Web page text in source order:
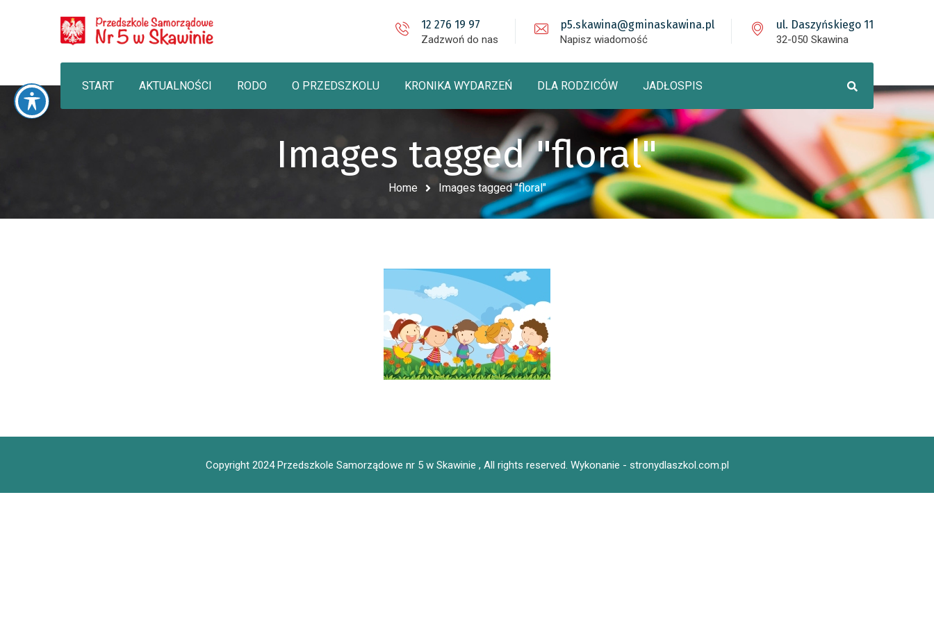
12 276 19 97
Zadzwoń do nas
p5.skawina@gminaskawina.pl
Napisz wiadomość
ul. Daszyńskiego 11
32-050 Skawina
START AKTUALNOŚCI RODO O PRZEDSZKOLU KRONIKA WYDARZEŃ DLA RODZICÓW JADŁOSPIS
Images tagged "floral"
Home Images tagged "floral"
Copyright 2024 Przedszkole Samorządowe nr 5 w Skawinie , All rights reserved. Wykonanie - stronydlaszkol.com.pl